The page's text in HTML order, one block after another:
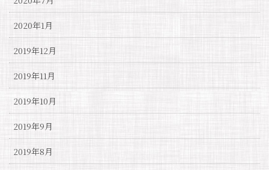
2020年1月
2019年12月
2019年11月
2019年10月
2019年9月
2019年8月